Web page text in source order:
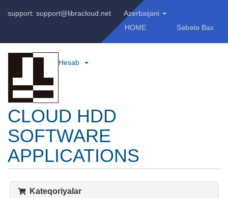
support: support@libracloud.net
Azerbaijani
HOME
Səbətə Bax
Hesab
CLOUD HDD
SOFTWARE
APPLICATIONS
Kateqoriyalar